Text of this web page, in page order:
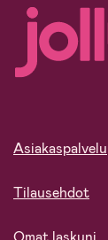
Asiakaspalvelu
Tilausehdot